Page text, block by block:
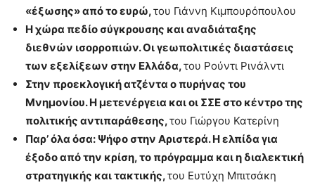
«έξωσης» από το ευρώ,του Γιάννη Κιμπουρόπουλου
Η χώρα πεδίο σύγκρουσης και αναδιάταξης
διεθνών ισορροπιών. Οι γεωπολιτικές διαστάσεις
των εξελίξεων στην Ελλάδα,του Ρούντι Ρινάλντι
Στην προεκλογική ατζέντα ο πυρήνας του
Μνημονίου. Η μετενέργεια και οι ΣΣΕ στο κέντρο της
πολιτικής αντιπαράθεσης,του Γιώργου Κατερίνη
Παρ’ όλα όσα: Ψήφο στην Αριστερά. Η ελπίδα για
έξοδο από την κρίση, το πρόγραμμα και η διαλεκτική
στρατηγικής και τακτικής,του Ευτύχη Μπιτσάκη